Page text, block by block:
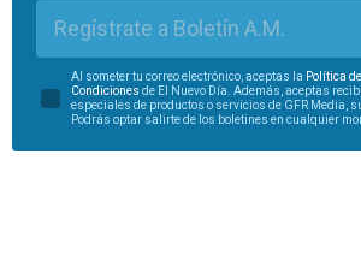
Regístrate a Boletín A.M.
Al someter tu correo electrónico, aceptas la Política
Condiciones de El Nuevo Día. Además, aceptas
especiales de productos o servicios de GFR Media,
Podrás optar salirte de los boletines en cualquier